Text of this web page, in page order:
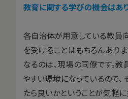
教育に関する学びの機会はあ
各自治体が用意している教員
を受けることはもちろんあり
なるのは、現場の同僚です。
やすい環境になっているので
たら良いかということが気軽